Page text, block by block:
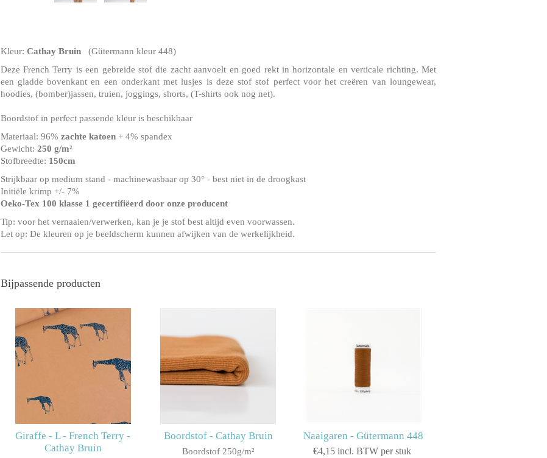
Kleur: Cathay Bruin
(Gütermann kleur 448)
Deze French Terry is een gebreide stof die zacht aanvoelt en goed rekt in horizontale en verticale richting. Met
een gladde bovenkant en een onderkant met lusjes is deze stof stof perfect voor het creëren van loungewear,
hoodies, (bomber)jassen, truien, joggings, shorts, (T-shirts ook nog net).
Boordstof in perfect passende kleur is beschikbaar
Materiaal: 96% zachte katoen+ 4% spandex
Gewicht: 250 g/m²
Stofbreedte: 150cm
Strijkbaar op medium stand - machinewasbaar op 30° - best niet in de droogkast
Initiële krimp +/- 7%
Oeko-Tex 100 klasse 1 gecertifiëerd door onze producent
Tip: voor het vernaaien/verwerken, kan je je stof best altijd even voorwassen.
Let op: De kleuren op je beeldscherm kunnen afwijken van de werkelijkheid.
Bijpassende producten
Giraffe - L - French Terry -
Cathay Bruin
Boordstof - Cathay Bruin
Boordstof 250g/m²
Naaigaren - Gütermann 448
€4,15 incl. BTW per stuk